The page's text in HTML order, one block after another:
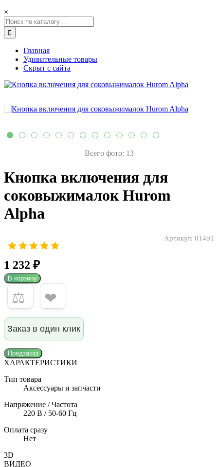
×
Главная
Удивительные товары
Скрыт с сайта
Всего фото: 13
Кнопка включения для
соковыжималок Hurom
Alpha
Артикул: 01491
1 232 ₽
В корзину
⚖ ❤
Заказ в один клик
Предзаказ
ХАРАКТЕРИСТИКИ
Тип товара
Аксессуары и запчасти
Напряжение / Частота
220 В / 50-60 Гц
Оплата сразу
Нет
3D
ВИДЕО